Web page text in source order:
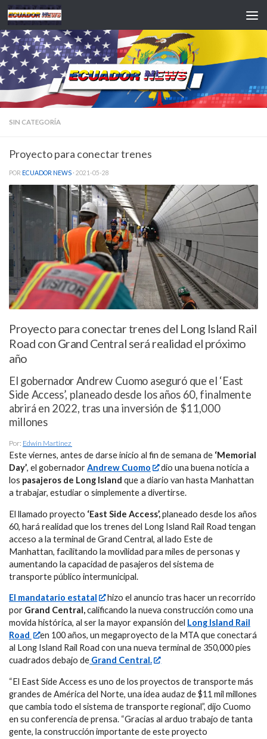
Saltar al contenido
SIN CATEGORÍA
Proyecto para conectar trenes
POR ECUADOR NEWS · 2021-05-28
Proyecto para conectar trenes del Long Island Rail
Road con Grand Central será realidad el próximo
año
El gobernador Andrew Cuomo aseguró que el ‘East
Side Access’, planeado desde los años 60, finalmente
abrirá en 2022, tras una inversión de $11,000
millones
Por: Edwin Martinez
Este viernes, antes de darse inicio al fin de semana de ‘Memorial
Day’, el gobernadorAndrew Cuomo
dio una buena noticia a
los pasajeros de Long Island que a diario van hasta Manhattan
a trabajar, estudiar o simplemente a divertirse.
El llamado proyecto ‘East Side Access’,planeado desde los años
60, hará realidad que los trenes del Long Island Rail Road tengan
acceso a la terminal de Grand Central, al lado Este de
Manhattan, facilitando la movilidad para miles de personas y
aumentando la capacidad de pasajeros del sistema de
transporte público intermunicipal.
El mandatario estatal
hizo el anuncio tras hacer un recorrido
por Grand Central,calificando la nueva construcción como una
movida histórica, al ser la mayor expansión del Long Island Rail
Road
en 100 años, un megaproyecto de la MTA que conectará
al Long Island Rail Road con una nueva terminal de 350,000 pies
cuadrados debajo de Grand Central.
“El East Side Access es uno de los proyectos de transporte más
grandes de América del Norte, una idea audaz de $11 mil millones
que cambia todo el sistema de transporte regional”, dijo Cuomo
en su conferencia de prensa. “Gracias al arduo trabajo de tanta
gente, la construcción importante de este proyecto